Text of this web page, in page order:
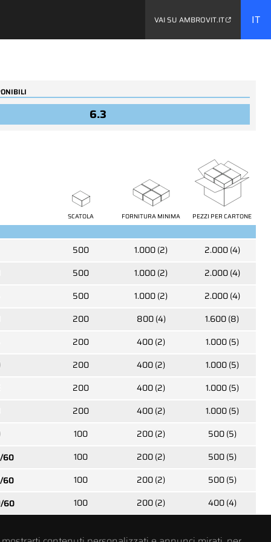
VAI SU AMBROVIT.IT IT
Viti autofilettanti testa
esagonale flangia
bombata per legno
Viti autofilettanti testa
testa svasata piana PH
Viti autofilettanti testa
svasata piana PH
6.3
SCATOLA FORNITURA MINIMA PEZZI PER CARTONE
500 1.000 (2) 2.000 (4)
500 1.000 (2) 2.000 (4)
500 1.000 (2) 2.000 (4)
200 800 (4) 1.600 (8)
200 400 (2) 1.000 (5)
200 400 (2) 1.000 (5)
200 400 (2) 1.000 (5)
200 400 (2) 1.000 (5)
100 200 (2) 500 (5)
/60 100 200 (2) 500 (5)
/60 100 200 (2) 500 (5)
/60 100 200 (2) 400 (4)